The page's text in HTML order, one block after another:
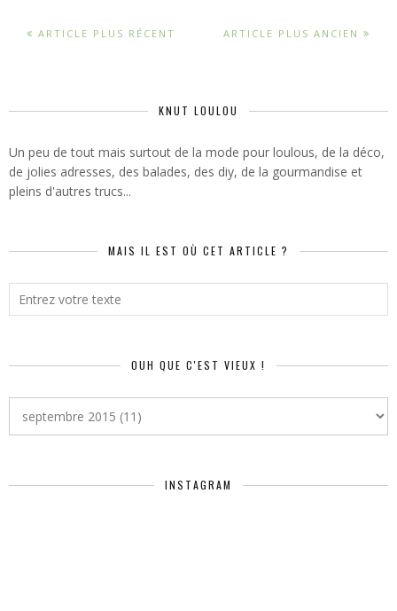
ARTICLE PLUS RÉCENT ARTICLE PLUS ANCIEN
KNUT LOULOU
Un peu de tout mais surtout de la mode pour loulous, de la déco,
de jolies adresses, des balades, des diy, de la gourmandise et
pleins d'autres trucs...
MAIS IL EST OÙ CET ARTICLE ?
OUH QUE C'EST VIEUX !
INSTAGRAM